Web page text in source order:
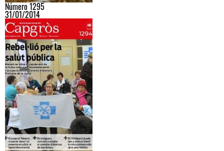
Número 1295
31/01/2014